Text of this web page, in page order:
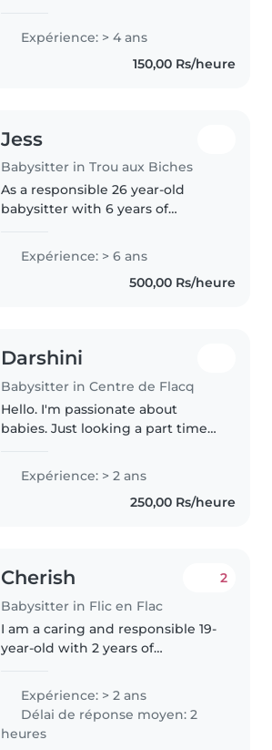
petits. Je suis patiente,
responsable et attentionnée. Je
Expérience: > 4 ans
150,00 Rs/heure
Jess
Babysitter in Trou aux Biches
As a responsible 26 year-old
babysitter with 6 years of
toddlers, and preschoolers, I'm
well-equipped to provide high-
quality childcare. I'm fluent in..
Expérience: > 6 ans
500,00 Rs/heure
Darshini
Babysitter in Centre de Flacq
Hello. I'm passionate about
babies. Just looking a part time
Expérience: > 2 ans
250,00 Rs/heure
Cherish
Babysitter in Flic en Flac
2
I am a caring and responsible 19-
year-old with 2 years of
toddlers, and preschoolers.
While I don't have any formal
first aid training, I am patient..
Expérience: > 2 ans
Délai de réponse moyen: 2
heures